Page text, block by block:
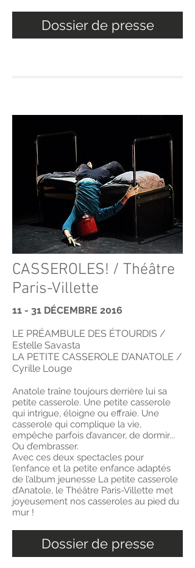
Dossier de presse
CASSEROLES! / Théâtre
Paris-Villette
11 - 31 DÉCEMBRE 2016
LE PRÉAMBULE DES ÉTOURDIS /
Estelle Savasta
LA PETITE CASSEROLE D’ANATOLE /
Cyrille Louge
Anatole traîne toujours derrière lui sa
petite casserole. Une petite casserole
qui intrigue, éloigne ou effraie. Une
casserole qui complique la vie,
empêche parfois d’avancer, de dormir...
Ou d’embrasser.
Avec ces deux spectacles pour
l’enfance et la petite enfance adaptés
de l’album jeunesse La petite casserole
d’Anatole, le Théâtre Paris-Villette met
joyeusement nos casseroles au pied du
mur !
Dossier de presse